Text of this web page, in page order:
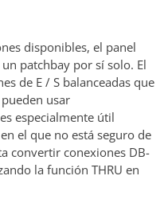
disponibles, el panel
patchbay por sí solo. El
de E / S balanceadas que
pueden usar
especialmente útil
el que no está seguro de
convertir conexiones DB-
la función THRU en